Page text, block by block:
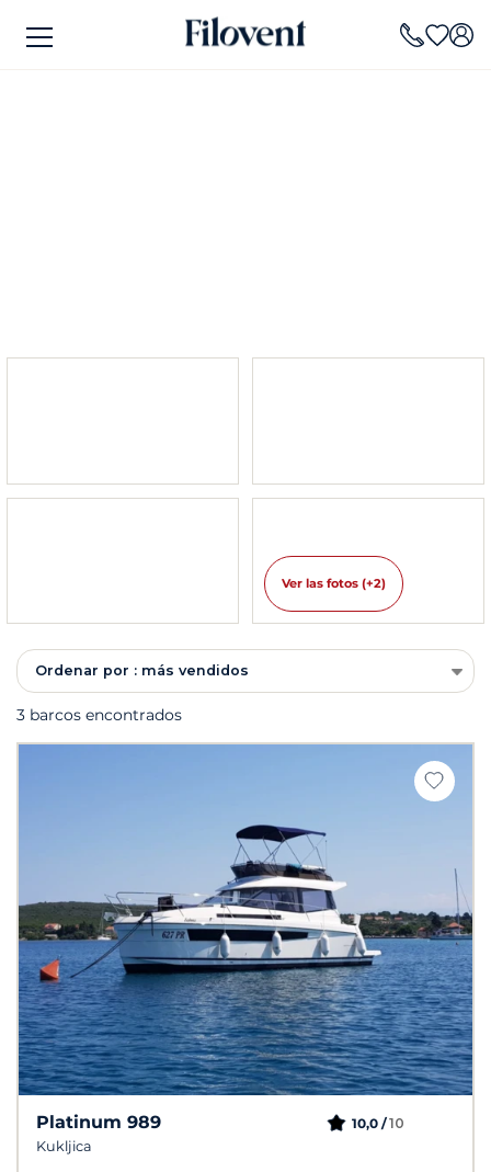
Ver las fotos (+2)
Ordenar por : más vendidos
3 barcos encontrados
Platinum 989
Kukljica
10,0 /10